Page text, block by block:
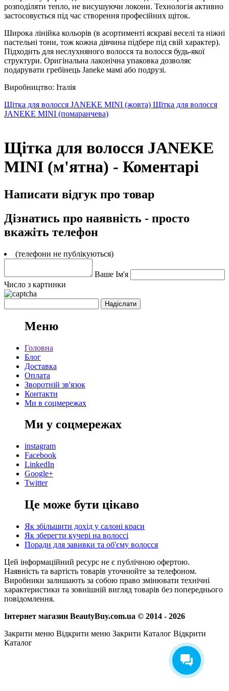
розподіляти тепло, не висушуючи локони. Технологія активно
застосовується під час створення професійних щіток.
Широка лінійка кольорів (в асортименті яскраві веселі та ніжні
пастельні тони, тож кожна дівчина підбере під свій характер).
Підходить для неслухняного волосся та волосся будь-якої
структури. Оригінальна лаконічна упаковка дозволяє
подарувати гребінець Janeke мамі або подрузі.
Виробництво: Італія
Щітка для волосся JANEKE MINI (жовта) Щітка для волосся
JANEKE MINI (помаранчева)
Щітка для волосся JANEKE
MINI (м'ятна) - Коментарі
Написати відгук про товар
Дізнатись про наявність - просто
вкажіть телефон
(телефони не публікуються)
Ваше Ім'я
Число з картинки
Меню
Головна
Блог
Доставка
Оплата
Зворотній зв'язок
Контакти
Ми в соцмережах
Ми у соцмережах
instagram
Facebook
LinkedIn
Google+
Twitter
Це може бути цікаво
Як збільшити дохід у салоні краси
Як зберегти кучері на волоссі
Поради для завивки та об'єму волосся
Цей інформаційний ресурс не є публічною офертою.
Наявність та вартість товарів уточнюйте за телефоном.
Виробники залишають за собою право змінювати технічні
характеристики та зовнішній вигляд товарів без попереднього
повідомлення.
Інтернет магазин BeautyBuy.com.ua © 2014 - 2026
Закрити меню Відкрити меню Закрити Каталог Відкрити
Каталог